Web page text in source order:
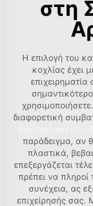
στη
Η επιλογή του
κοχλίας έχει
σημαντικότερο
διαφορετική
παράδειγμα, αν
πλαστικά,
επεξεργάζεται
πρέπει να πληροί
συνέχεια, ας
επιχείρησής σας.